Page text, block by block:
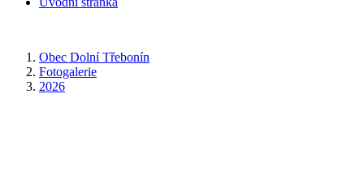
Obec Dolní Třebonín
Fotogalerie
2026